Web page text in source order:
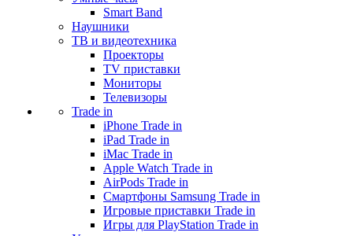
Smart Band
Наушники
ТВ и видеотехника
Проекторы
TV приставки
Мониторы
Телевизоры
Trade in
iPhone Trade in
iPad Trade in
iMac Trade in
Apple Watch Trade in
AirPods Trade in
Смартфоны Samsung Trade in
Игровые приставки Trade in
Игры для PlayStation Trade in